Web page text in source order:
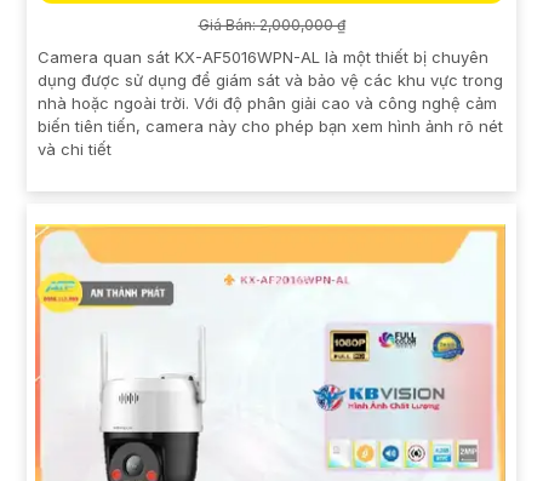
Giá Bán: 2,000,000 ₫
Camera quan sát KX-AF5016WPN-AL là một thiết bị chuyên
dụng được sử dụng để giám sát và bảo vệ các khu vực trong
nhà hoặc ngoài trời. Với độ phân giải cao và công nghệ cảm
biến tiên tiến, camera này cho phép bạn xem hình ảnh rõ nét
và chi tiết